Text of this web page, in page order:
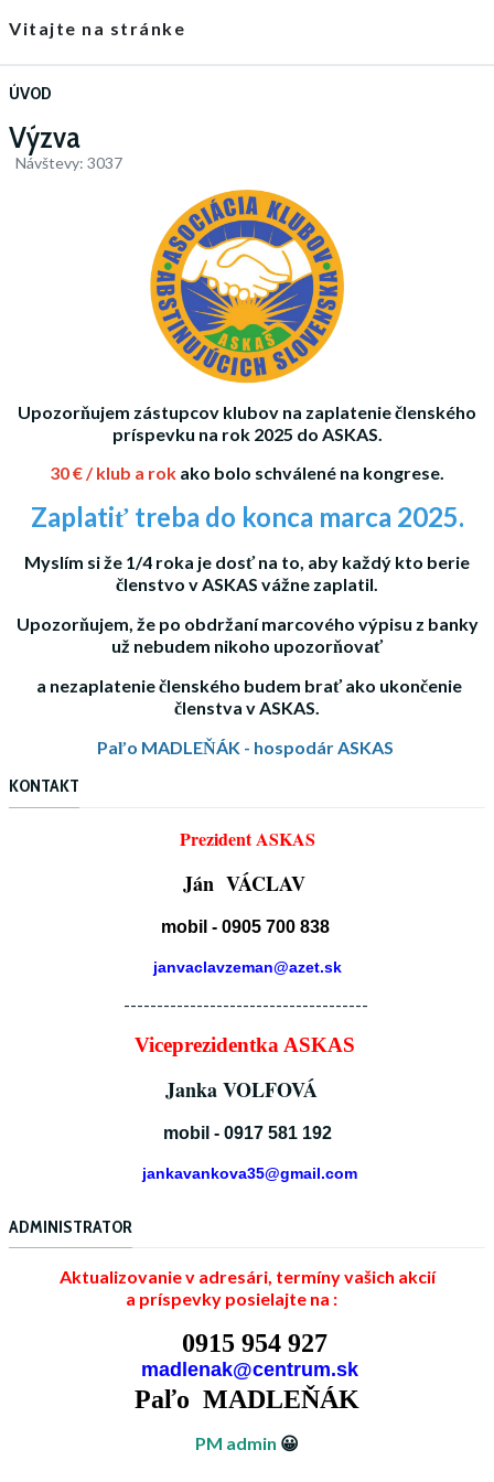
Vitajte na stránke
ÚVOD
Výzva
Návštevy: 3037
Upozorňujem zástupcov klubov na zaplatenie členského
príspevku na rok 2025 do ASKAS.
30 € / klub a rok ako bolo schválené na kongrese.
Zaplatiť treba do konca marca 2025.
Myslím si že 1/4 roka je dosť na to, aby každý kto berie
členstvo v ASKAS vážne zaplatil.
Upozorňujem, že po obdržaní marcového výpisu z banky
už nebudem nikoho upozorňovať
a nezaplatenie členského budem brať ako ukončenie
členstva v ASKAS.
Paľo MADLEŇÁK - hospodár ASKAS
KONTAKT
Prezident ASKAS
Ján VÁCLAV
mobil - 0905 700 838
janvaclavzeman@azet.sk
-------------------------------------
Viceprezidentka ASKAS
Janka VOLFOVÁ
mobil - 0917 581 192
jankavankova35@gmail.com
ADMINISTRATOR
Aktualizovanie v adresári, termíny vašich akcií
a príspevky posielajte na :
0915 954 927
madlenak@centrum.sk
Paľo MADLEŇÁK
PM admin 😀